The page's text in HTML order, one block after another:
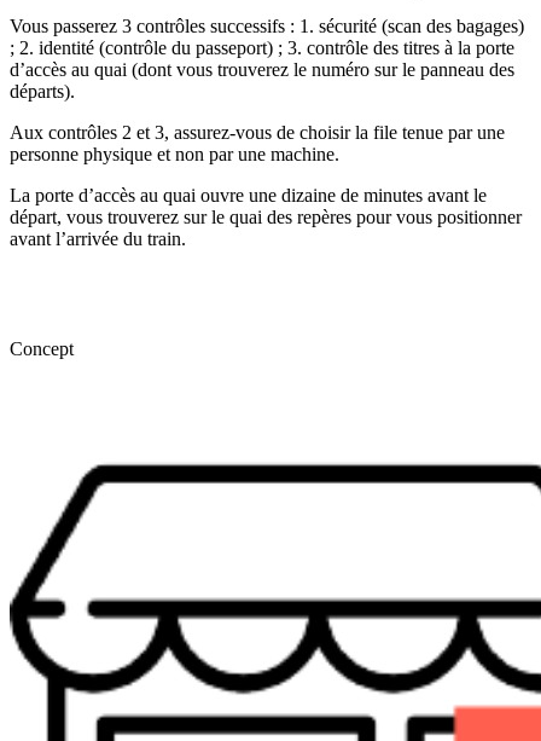
Vous passerez 3 contrôles successifs : 1. sécurité (scan des bagages)
; 2. identité (contrôle du passeport) ; 3. contrôle des titres à la porte
d’accès au quai (dont vous trouverez le numéro sur le panneau des
départs).
Aux contrôles 2 et 3, assurez-vous de choisir la file tenue par une
personne physique et non par une machine.
La porte d’accès au quai ouvre une dizaine de minutes avant le
départ, vous trouverez sur le quai des repères pour vous positionner
avant l’arrivée du train.
Concept